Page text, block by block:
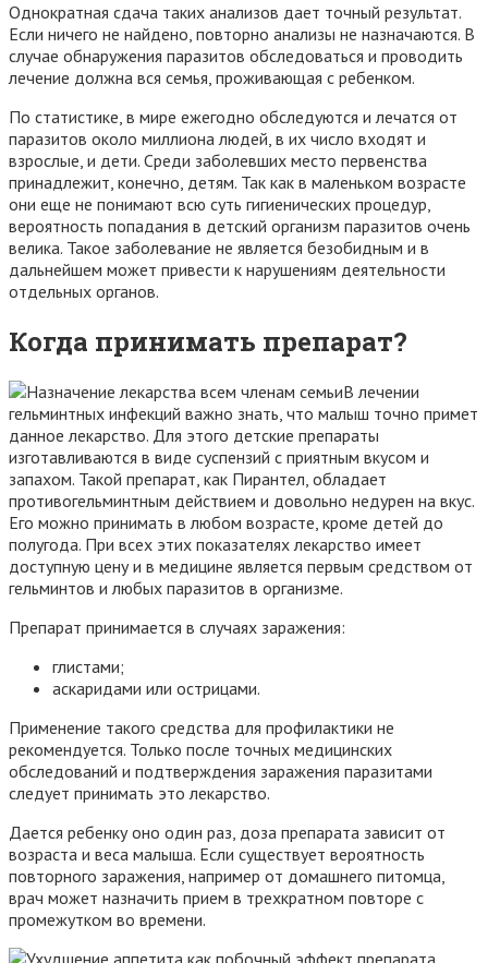
Однократная сдача таких анализов дает точный результат.
Если ничего не найдено, повторно анализы не назначаются. В
случае обнаружения паразитов обследоваться и проводить
лечение должна вся семья, проживающая с ребенком.
По статистике, в мире ежегодно обследуются и лечатся от
паразитов около миллиона людей, в их число входят и
взрослые, и дети. Среди заболевших место первенства
принадлежит, конечно, детям. Так как в маленьком возрасте
они еще не понимают всю суть гигиенических процедур,
вероятность попадания в детский организм паразитов очень
велика. Такое заболевание не является безобидным и в
дальнейшем может привести к нарушениям деятельности
отдельных органов.
Когда принимать препарат?
В лечении
гельминтных инфекций важно знать, что малыш точно примет
данное лекарство. Для этого детские препараты
изготавливаются в виде суспензий с приятным вкусом и
запахом. Такой препарат, как Пирантел, обладает
противогельминтным действием и довольно недурен на вкус.
Его можно принимать в любом возрасте, кроме детей до
полугода. При всех этих показателях лекарство имеет
доступную цену и в медицине является первым средством от
гельминтов и любых паразитов в организме.
Препарат принимается в случаях заражения:
глистами;
аскаридами или острицами.
Применение такого средства для профилактики не
рекомендуется. Только после точных медицинских
обследований и подтверждения заражения паразитами
следует принимать это лекарство.
Дается ребенку оно один раз, доза препарата зависит от
возраста и веса малыша. Если существует вероятность
повторного заражения, например от домашнего питомца,
врач может назначить прием в трехкратном повторе с
промежутком во времени.